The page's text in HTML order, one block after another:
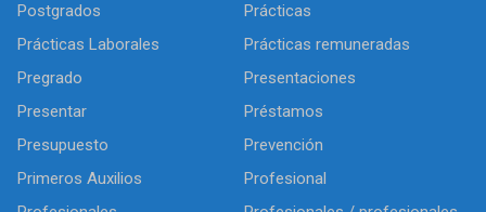
Postgrados
Prácticas
Prácticas Laborales
Prácticas remuneradas
Pregrado
Presentaciones
Presentar
Préstamos
Presupuesto
Prevención
Primeros Auxilios
Profesional